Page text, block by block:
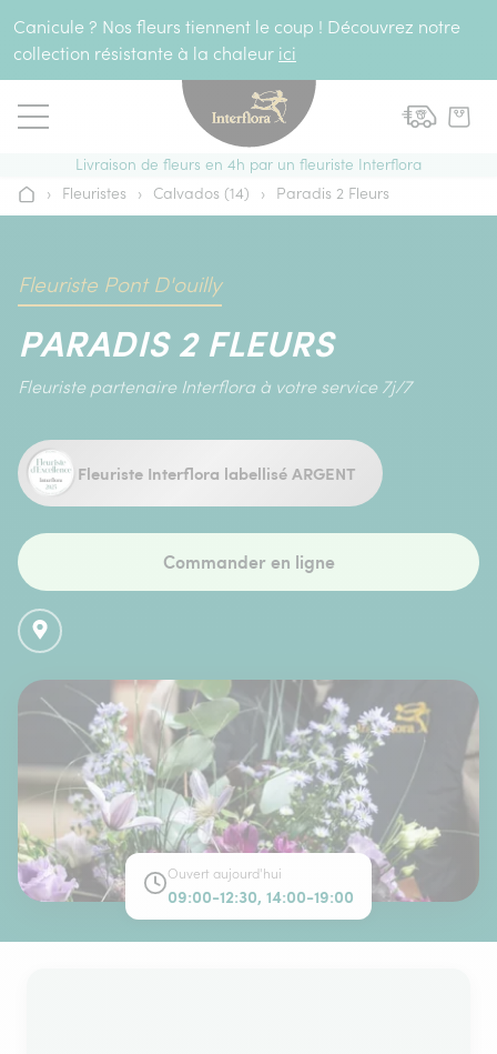
Canicule ? Nos fleurs tiennent le coup ! Découvrez notre
collection résistante à la chaleur ici
Livraison de fleurs en 4h par un fleuriste Interflora
Accueil
› Fleuristes › Calvados (14) › Paradis 2 Fleurs
Fleuriste Pont D'ouilly
PARADIS 2 FLEURS
Fleuriste partenaire Interflora à votre service 7j/7
Fleuriste Interflora labellisé ARGENT
Commander en ligne
Ouvert aujourd'hui
09:00-12:30, 14:00-19:00